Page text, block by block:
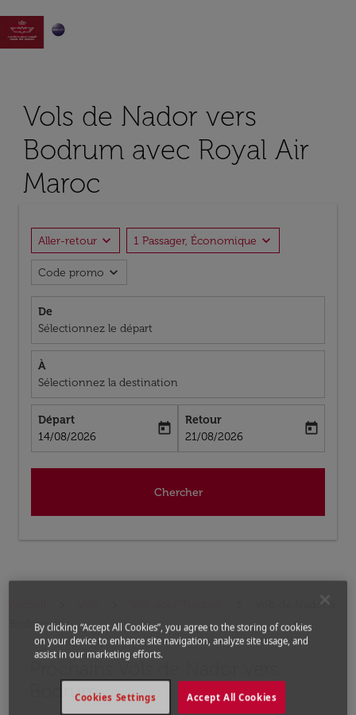

Vols de Nador vers
Bodrum avec Royal Air
Maroc
Aller-retour expand_more 1 Passager, Économique expand_more
Code promo expand_more
De
Sélectionnez le départ
À
Sélectionnez la destination
Départ
fc-booking-departure-date-aria-label
14/08/2026
today
Retour
fc-booking-return-date-aria-label
21/08/2026
today
Chercher
Vols de Nador a
Bodrum
Prochains Vols de Nador vers
Bodrum
Aucun tarif trouvé pour les options populaires
By clicking “Accept All Cookies”, you agree to the storing of cookies
on your device to enhance site navigation, analyze site usage, and
assist in our marketing efforts.
Accept All Cookies
Cookies Settings